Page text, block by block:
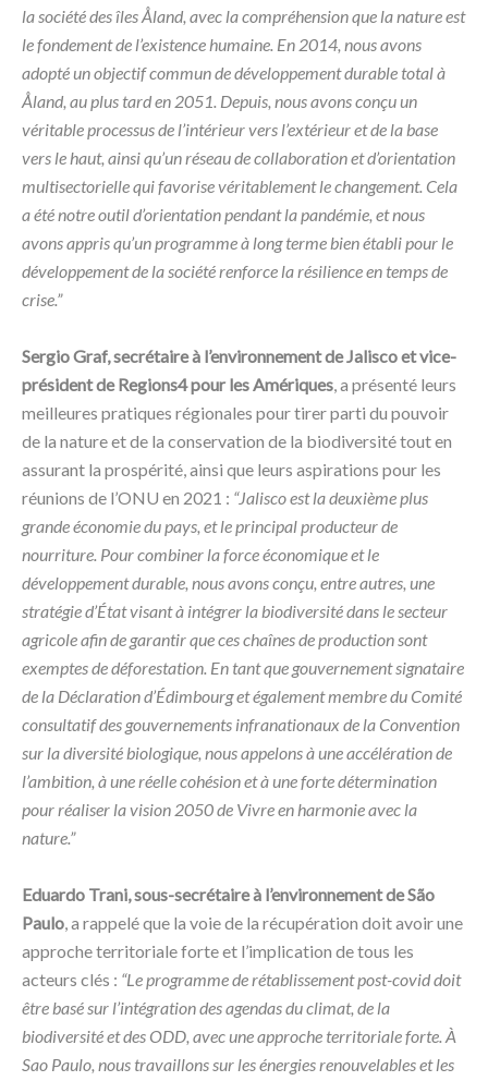
la société des îles Åland, avec la compréhension que la nature est
le fondement de l’existence humaine. En 2014, nous avons
adopté un objectif commun de développement durable total à
Åland, au plus tard en 2051. Depuis, nous avons conçu un
véritable processus de l’intérieur vers l’extérieur et de la base
vers le haut, ainsi qu’un réseau de collaboration et d’orientation
multisectorielle qui favorise véritablement le changement. Cela
a été notre outil d’orientation pendant la pandémie, et nous
avons appris qu’un programme à long terme bien établi pour le
développement de la société renforce la résilience en temps de
crise.”
Sergio Graf, secrétaire à l’environnement de Jalisco et vice-
président de Regions4 pour les Amériques, a présenté leurs
meilleures pratiques régionales pour tirer parti du pouvoir
de la nature et de la conservation de la biodiversité tout en
assurant la prospérité, ainsi que leurs aspirations pour les
réunions de l’ONU en 2021 : “Jalisco est la deuxième plus
grande économie du pays, et le principal producteur de
nourriture. Pour combiner la force économique et le
développement durable, nous avons conçu, entre autres, une
stratégie d’État visant à intégrer la biodiversité dans le secteur
agricole afin de garantir que ces chaînes de production sont
exemptes de déforestation. En tant que gouvernement signataire
de la Déclaration d’Édimbourg et également membre du Comité
consultatif des gouvernements infranationaux de la Convention
sur la diversité biologique, nous appelons à une accélération de
l’ambition, à une réelle cohésion et à une forte détermination
pour réaliser la vision 2050 de Vivre en harmonie avec la
nature.”
Eduardo Trani, sous-secrétaire à l’environnement de São
Paulo, a rappelé que la voie de la récupération doit avoir une
approche territoriale forte et l’implication de tous les
acteurs clés : “Le programme de rétablissement post-covid doit
être basé sur l’intégration des agendas du climat, de la
biodiversité et des ODD, avec une approche territoriale forte. À
Sao Paulo, nous travaillons sur les énergies renouvelables et les